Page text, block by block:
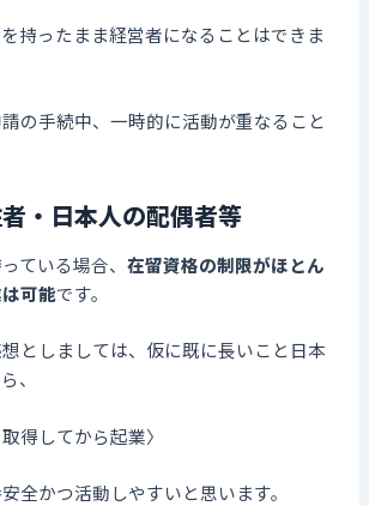
持ったまま経営者になることはできま
請の手続中、一時的に活動が重なること
・日本人の配偶者等
ている場合、在留資格の制限がほとん
可能です。
としましては、仮に既に長いこと日本
、
得してから起業〉
全かつ活動しやすいと思います。